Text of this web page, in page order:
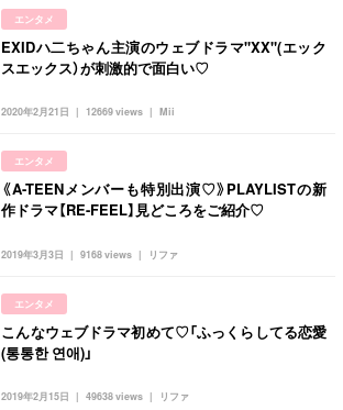
エンタメ
2020年2月21日 Mii
12669 views
EXIDハ二ちゃん主演のウェブドラマ"XX"(エック
スエックス）が刺激的で面白い♡
エンタメ
2019年3月3日 リファ
9168 views
《A-TEENメンバーも特別出演♡》PLAYLISTの新
作ドラマ【RE-FEEL】見どころをご紹介♡
エンタメ
2019年2月15日 リファ
49638 views
こんなウェブドラマ初めて♡「ふっくらしてる恋愛
(통통한 연애)」